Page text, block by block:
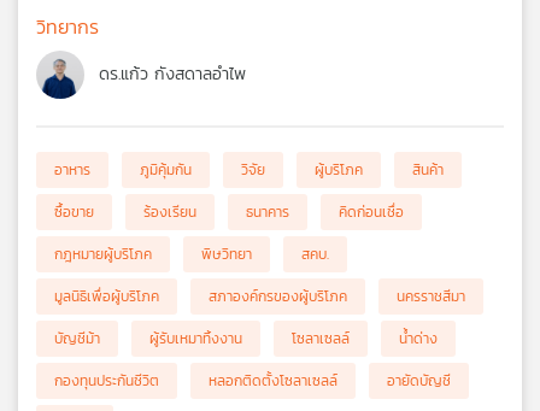
วิทยากร
ดร.แก้ว กังสดาลอำไพ
อาหาร ภูมิคุ้มกัน วิจัย ผู้บริโภค
สินค้า
ซื้อขาย
ร้องเรียน ธนาคาร
คิดก่อนเชื่อ
กฎหมายผู้บริโภค
พิษวิทยา
สคบ.
มูลนิธิเพื่อผู้บริโภค
สภาองค์กรของผู้บริโภค
นครราชสีมา
บัญชีม้า
ผู้รับเหมาทิ้งงาน โซลาเซลล์
น้ำด่าง
กองทุนประกันชีวิต
หลอกติดตั้งโซลาเซลล์
อายัดบัญชี